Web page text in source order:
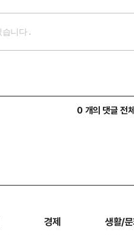
0 개의 댓글 전
경제 생활/